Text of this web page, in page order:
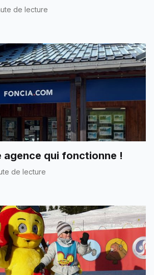
de lecture
agence qui fonctionne !
de lecture